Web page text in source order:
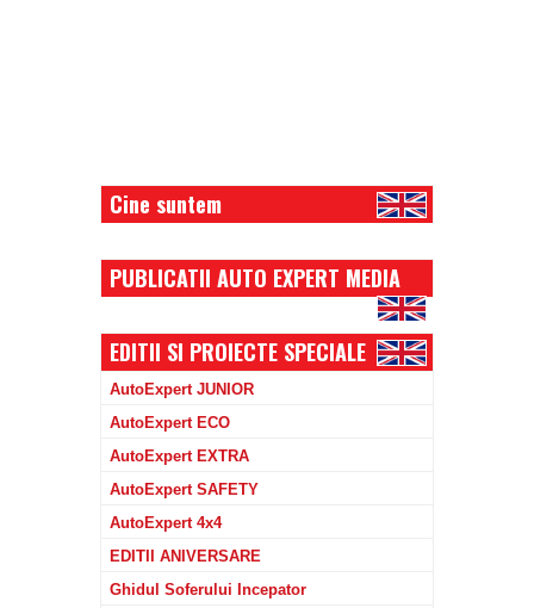
Cine suntem
PUBLICATII AUTO EXPERT MEDIA
EDITII SI PROIECTE SPECIALE
AutoExpert JUNIOR
AutoExpert ECO
AutoExpert EXTRA
AutoExpert SAFETY
AutoExpert 4x4
EDITII ANIVERSARE
Ghidul Soferului Incepator